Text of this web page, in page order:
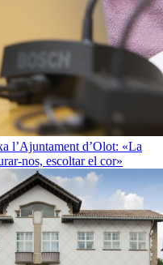
l’Ajuntament d’Olot: «La
nos, escoltar el cor»